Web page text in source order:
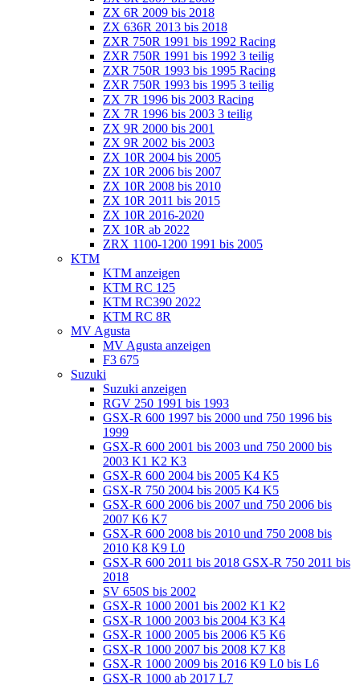
ZX 6R 2009 bis 2018
ZX 636R 2013 bis 2018
ZXR 750R 1991 bis 1992 Racing
ZXR 750R 1991 bis 1992 3 teilig
ZXR 750R 1993 bis 1995 Racing
ZXR 750R 1993 bis 1995 3 teilig
ZX 7R 1996 bis 2003 Racing
ZX 7R 1996 bis 2003 3 teilig
ZX 9R 2000 bis 2001
ZX 9R 2002 bis 2003
ZX 10R 2004 bis 2005
ZX 10R 2006 bis 2007
ZX 10R 2008 bis 2010
ZX 10R 2011 bis 2015
ZX 10R 2016-2020
ZX 10R ab 2022
ZRX 1100-1200 1991 bis 2005
KTM
KTM anzeigen
KTM RC 125
KTM RC390 2022
KTM RC 8R
MV Agusta
MV Agusta anzeigen
F3 675
Suzuki
Suzuki anzeigen
RGV 250 1991 bis 1993
GSX-R 600 1997 bis 2000 und 750 1996 bis
1999
GSX-R 600 2001 bis 2003 und 750 2000 bis
2003 K1 K2 K3
GSX-R 600 2004 bis 2005 K4 K5
GSX-R 750 2004 bis 2005 K4 K5
GSX-R 600 2006 bis 2007 und 750 2006 bis
2007 K6 K7
GSX-R 600 2008 bis 2010 und 750 2008 bis
2010 K8 K9 L0
GSX-R 600 2011 bis 2018 GSX-R 750 2011 bis
2018
SV 650S bis 2002
GSX-R 1000 2001 bis 2002 K1 K2
GSX-R 1000 2003 bis 2004 K3 K4
GSX-R 1000 2005 bis 2006 K5 K6
GSX-R 1000 2007 bis 2008 K7 K8
GSX-R 1000 2009 bis 2016 K9 L0 bis L6
GSX-R 1000 ab 2017 L7